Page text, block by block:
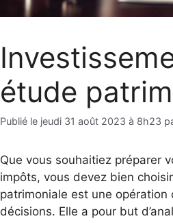
étude
Publié le jeudi 31 août 2023 à 8h23
Que vous souhaitiez préparer
impôts, vous devez bien
patrimoniale est une
décisions. Elle a pour but